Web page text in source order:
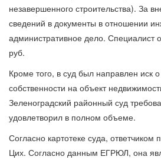
незавершенного строительства). За
сведений в документы в отношении
административное дело. Специалист
руб.
Кроме того, в суд был направлен иск
собственности на объект
Зеленоградский районный суд
удовлетворил в полном объеме.
Согласно картотеке суда, ответчиком
Цих. Согласно данным ЕГРЮЛ, она